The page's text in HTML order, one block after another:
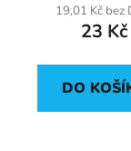
19,01 Kč bez
23 Kč
DO